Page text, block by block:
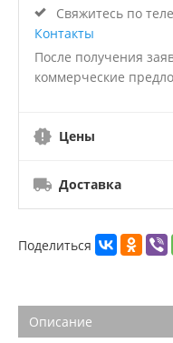
Свяжитесь по
Контакты
После получения
коммерческие
Цены
Доставка
Поделиться
Описание